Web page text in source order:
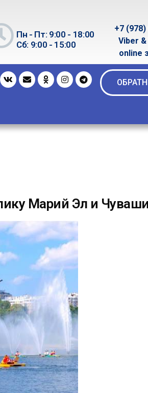
Пн - Пт: 9:00 - 18:00
Сб: 9:00 - 15:00
+7
Viber
online
Марий Эл и